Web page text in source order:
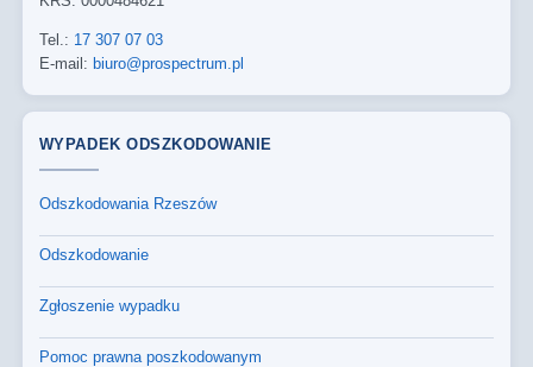
Tel.: 17 307 07 03
E-mail: biuro@prospectrum.pl
WYPADEK ODSZKODOWANIE
Odszkodowania Rzeszów
Odszkodowanie
Zgłoszenie wypadku
Pomoc prawna poszkodowanym